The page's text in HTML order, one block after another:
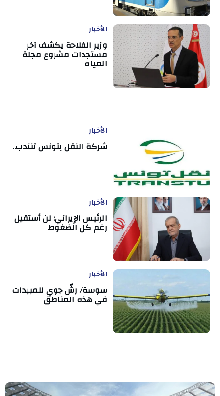
الأخبار
وزير الفلاحة يكشف آخر
مستجدات مشروع مجلة
المياه
الأخبار
شركة النقل بتونس تنتدب..
الأخبار
الرئيس الإيراني: لن أستقيل
رغم كل الضغوط
الأخبار
سوسة/ رشّ جوي للمبيدات
في هذه المناطق